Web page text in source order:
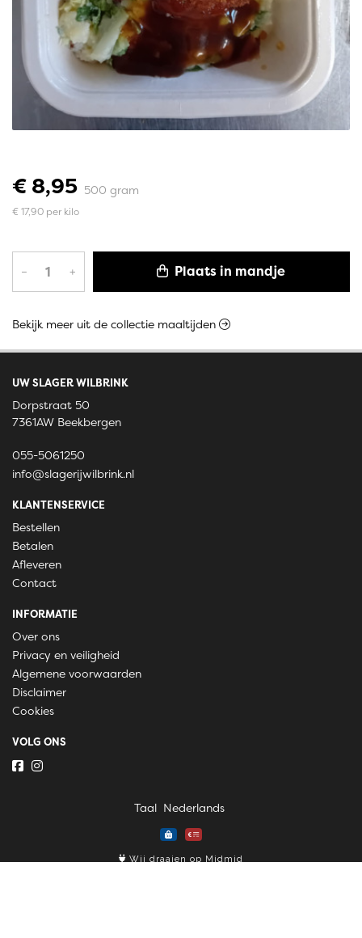
€ 8,95 500 gram
€ 17,90 per kilo
– + Plaats in mandje
Bekijk meer uit de collectie maaltijden
UW SLAGER WILBRINK
Dorpstraat 50
7361AW Beekbergen
055-5061250
info@slagerijwilbrink.nl
KLANTENSERVICE
Bestellen
Betalen
Afleveren
Contact
INFORMATIE
Over ons
Privacy en veiligheid
Algemene voorwaarden
Disclaimer
Cookies
VOLG ONS
Taal
Wij draaien op Midmid